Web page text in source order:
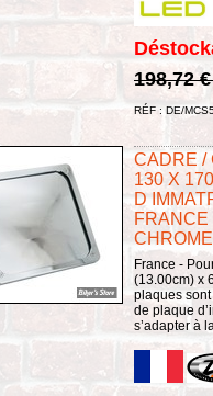
198,72
RÉF : DE/
CADRE /
130 X
D
FRANCE
CHROME
France -
(13.00cm) x
plaques
de plaque
s’adapter à